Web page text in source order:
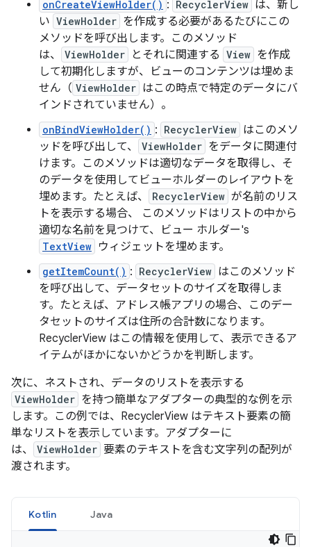
onCreateViewHolder() : RecyclerView は、新し
い ViewHolder を作成する必要があるたびにこの
メソッドを呼び出します。このメソッド
は、
ViewHolder とそれに関連する View を作成
して初期化しますが、ビューのコンテンツは埋めま
せん （ ViewHolder はこの時点で特定のデータにバ
インドされていません）。
onBindViewHolder() : RecyclerView はこのメソ
ッドを呼び出して、
ViewHolder をデータに関連付
けます。このメソッドは適切なデータを取得し、そ
のデータを使用してビューホルダーのレイアウトを
埋めます。たとえば、
RecyclerView が名前のリス
トを表示する場合、 このメソッドはリストの中から
適切な名前を見つけて、ビュー ホルダー's
TextView ウィジェットを埋めます。
getItemCount() : RecyclerView はこのメソッド
を呼び出して、データセットのサイズを取得しま
す。たとえば、アドレス帳アプリの場合、このデー
タセットのサイズは住所の合計数になります。
RecyclerView はこの情報を使用して、表示できるア
イテムがほかにないかどうかを判断します。
次に、ネストされ、データのリストを表示する
ViewHolder を持つ簡単なアダプターの典型的な例を示
します。この例では、RecyclerView はテキスト要素の簡
単なリストを表示しています。アダプターに
は、
ViewHolder 要素のテキストを含む文字列の配列が
渡されます。
Kotlin Java